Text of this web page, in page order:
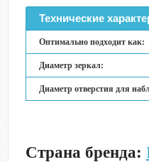
Технические
Оптимально подходит как:
Диаметр зеркал:
Диаметр отверстия для
Страна бренда: